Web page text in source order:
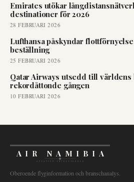
Emirates utökar
destinationer för 2026
28 FEBRUARI 2026
Lufthansa påskyndar
beställning
25 FEBRUARI 2026
Qatar Airways utsedd till världens
rekordåttonde gången
10 FEBRUARI 2026
AIR NAMIBIA
AVIATION INTELLIGENCE
Oberoende flyginformation och branschanalys.